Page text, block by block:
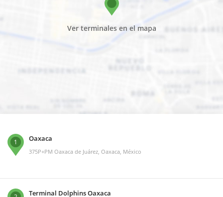
Ver terminales en el mapa
1 Oaxaca
375P+PM Oaxaca de Juárez, Oaxaca, México
Terminal Dolphins Oaxaca